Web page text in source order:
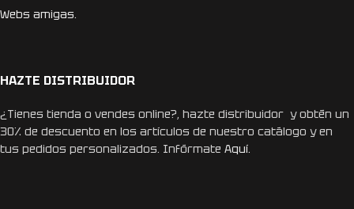
Webs amigas.
HAZTE DISTRIBUIDOR
¿Tienes tienda o vendes online?, hazte distribuidor y obtén un
30% de descuento en los artículos de nuestro catálogo y en
tus pedidos personalizados. Infórmate Aquí.